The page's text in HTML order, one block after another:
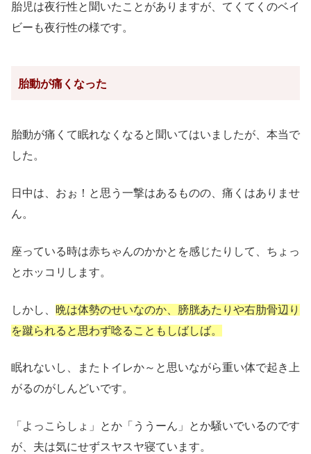
胎児は夜行性と聞いたことがありますが、てくてくのベイ
ビーも夜行性の様です。
胎動が痛くなった
胎動が痛くて眠れなくなると聞いてはいましたが、本当で
した。
日中は、おぉ！と思う一撃はあるものの、痛くはありませ
ん。
座っている時は赤ちゃんのかかとを感じたりして、ちょっ
とホッコリします。
しかし、 晩は体勢のせいなのか、膀胱あたりや右肋骨辺り
を蹴られると思わず唸ることもしばしば。
眠れないし、またトイレか～と思いながら重い体で起き上
がるのがしんどいです。
「よっこらしょ」とか「ううーん」とか騒いでいるのです
が、夫は気にせずスヤスヤ寝ています。